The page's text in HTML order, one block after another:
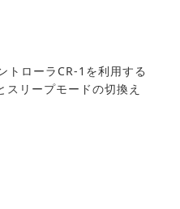
トローラCR-1を利用する
リープモードの切換え